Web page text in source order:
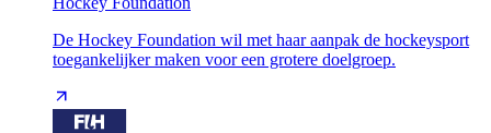
De Hockey Foundation wil met haar aanpak de hockeysport
toegankelijker maken voor een grotere doelgroep.